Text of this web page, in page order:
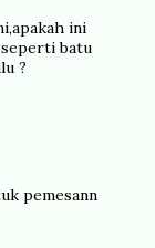
ini
batu
?
pemesann